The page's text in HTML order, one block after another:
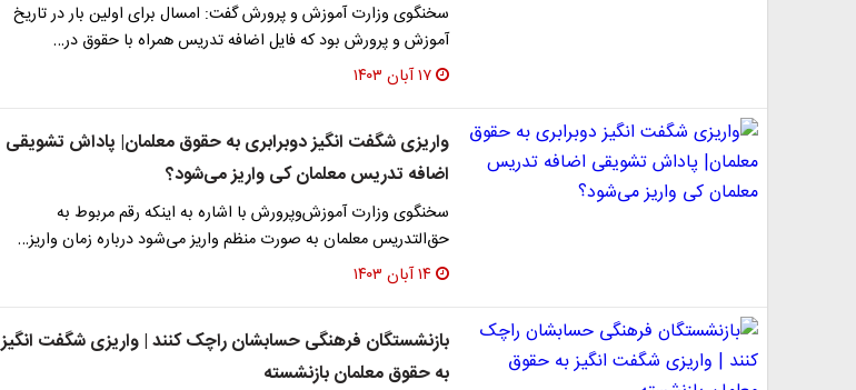
سخنگوی وزارت آموزش و پرورش گفت: امسال برای اولین بار در تاریخ
آموزش و پرورش بود که فایل اضافه تدریس همراه با حقوق در…
۱۷ آبان ۱۴۰۳
واریزی شگفت انگیز دوبرابری به حقوق معلمان| پاداش تشویقی
اضافه تدریس معلمان کی واریز می‌شود؟
سخنگوی وزارت آموزش‌وپرورش با اشاره به اینکه رقم مربوط به
حق‌التدریس معلمان به صورت منظم واریز می‌شود درباره زمان واریز…
۱۴ آبان ۱۴۰۳
بازنشستگان فرهنگی حسابشان راچک کنند | واریزی شگفت انگیز
به حقوق معلمان بازنشسته